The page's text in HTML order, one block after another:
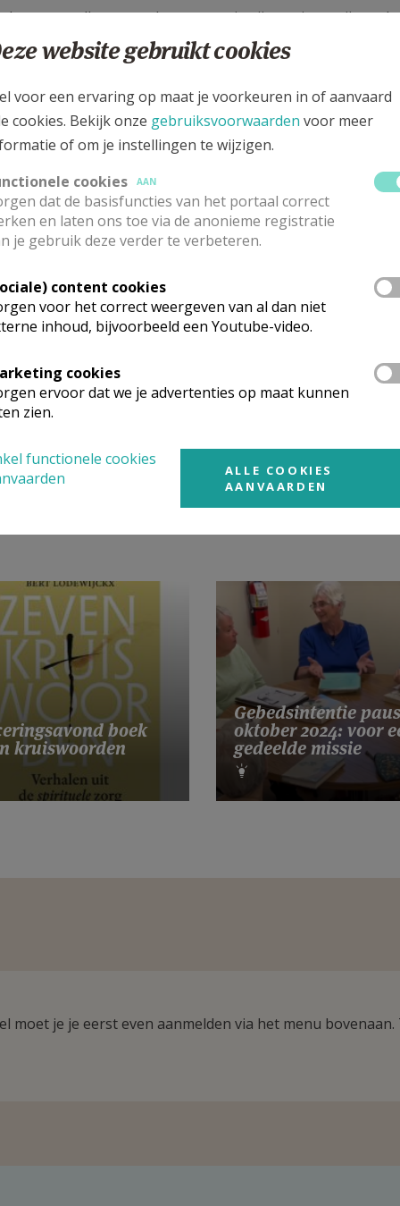
van elke mens als persoon, in zijn gezin en zijn
op de inzet van vrijwilligers. Deze programmeren en
van de vereniging en voor andere geïnteresseerden.
minderheden, andersvaliden, ... Soms met een
sociaal toerisme, cultuureducatie, ... Maar altijd met de
voor iets in te zetten.
en tijdsruimte
boek
kruiswoorden
Gebedsintentie paus
oktober 2024: voor
gedeelde missie
moet je je eerst even aanmelden via het menu
website gebruikt cookies
voor een ervaring op maat je voorkeuren in of aanvaard
cookies. Bekijk onze gebruiksvoorwaarden voor meer
of om je instellingen te wijzigen.
cookies
AAN
dat de basisfuncties van het portaal correct
en laten ons toe via de anonieme registratie
je gebruik deze verder te verbeteren.
content cookies
voor het correct weergeven van al dan niet
inhoud, bijvoorbeeld een Youtube-video.
cookies
ervoor dat we je advertenties op maat kunnen
zien.
functionele cookies
ALLE COOKIES
AANVAARDEN